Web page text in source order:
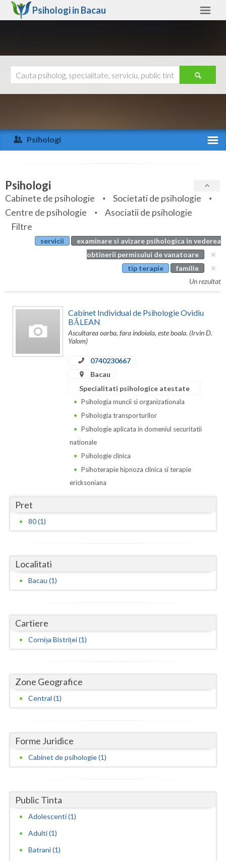
Psihologi in Bacau
Arad
Arges
Bihor
Bistrita-Nasaud
Botosani
Bucuresti
Calarasi
Caras-Severin
Giurgiu
Gorj
Hunedoara
Ialomita
Ilfov
Maramures
Mures
Neamt
Prahova
Salaj
Sibiu
Suceava
Teleorman
Ajutor
Psihologi
Specialitati
Servicii
Articole
Evenimente
Psihologi
Cabinete de psihologie
Societati de psihologie
Centre de psihologie
Asociatii de psihologie
Filtre
servicii
examinare si avizare psihologica in vederea
obtinerii permisului de vanatoare
tip terapie
familie
Un rezultat
Cabinet Individual de Psihologie Ovidiu
BĂLEAN
Ascultarea oarba, fara indoiala, este boala. (Irvin D.
Yalom)
0740230667
Bacau
Specialitati psihologice atestate
Psihologia muncii si organizationala
Psihologia transporturilor
Psihologie aplicata in domeniul securitatii
nationale
Psihologie clinica
Psihoterapie hipnoza clinica si terapie
ericksoniana
Pret
80 (1)
Localitati
Bacau (1)
Cartiere
Cornișa Bistriței (1)
Zone Geografice
Central (1)
Forme Juridice
Cabinet de psihologie (1)
Public Tinta
Adolescenti (1)
Adulti (1)
Batrani (1)